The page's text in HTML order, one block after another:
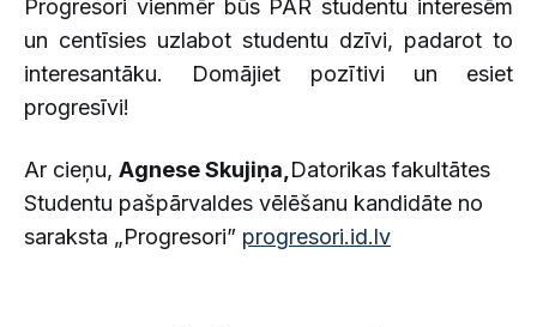
Progresori vienmēr būs PAR studentu interesēm
un centīsies uzlabot studentu dzīvi, padarot to
interesantāku. Domājiet pozītivi un esiet
progresīvi!
Ar cieņu, Agnese Skujiņa, Datorikas fakultātes
Studentu pašpārvaldes vēlēšanu kandidāte no
saraksta „Progresori” progresori.id.lv